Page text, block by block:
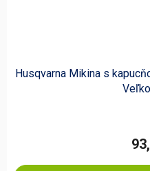
Husqvarna Mikina s